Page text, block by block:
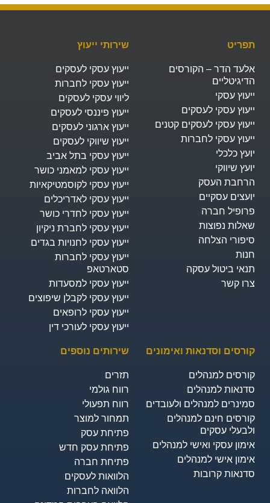
תפריט
אלעד הדר – הקורסים
הדיגיטליים
ייעוץ עסקי
ייעוץ עסקי לעסקים
ייעוץ עסקי לעסקים קטנים
ייעוץ עסקי לחברות
יועץ כלכלי
יועץ שיווקי
הרחבת העסק​
יועצים עסקיים
פרופיל חברה
שאלות נפוצות
סיפורי הצלחה
חנות
תנאי ביטול עסקה
צרו קשר
שירותי ייעוץ
ייעוץ עסקי לעסקים
ייעוץ עסקי לחברות
ליווי עסקי לעסקים
ייעוץ פיננסי לעסקים
ייעוץ ארגוני לעסקים
ייעוץ שיווקי לעסקים
ייעוץ עסקי בתל אביב
ייעוץ עסקי למאמני כושר
ייעוץ עסקי לקוסמטיקאיות
ייעוץ עסקי לאדריכלים
ייעוץ עסקי לחדרי כושר
ייעוץ עסקי לחברת ניקיון
ייעוץ עסקי לחנויות בגדים
ייעוץ עסקי לחברות
סטארטאפ
ייעוץ עסקי למסעדות
ייעוץ עסקי לקבלן שיפוצים
ייעוץ עסקי לרופאים
ייעוץ עסקי לעורכי דין
קורסים וסדנאות ואימונים
קורסים למנהלים
סדנאות למנהלים
סמינרים למנהלים ולעובדים
קורסים חינם למנהלים
ולבעלי עסקים
אימון עסקי ואישי למנהלים
אימון אישי למנהלים
סדנאות קרובות
שירותים נוספים
תזרים
רווח גולמי
רווח תפעולי
תמחור למוצר
פתיחת עסק
פתיחת עסק חדש
פתיחת חברה
הלוואות לעסקים​
הלוואה לחברות